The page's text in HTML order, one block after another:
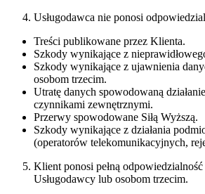
Usługodawca nie ponosi
Treści publikowane przez Klienta.
Szkody wynikające z
Szkody wynikające z ujawnienia
osobom trzecim.
Utratę danych spowodowaną
czynnikami zewnętrznymi.
Przerwy spowodowane Siłą Wyższą.
Szkody wynikające z działania
(operatorów telekomunikacyjnych,
Klient ponosi pełną
Usługodawcy lub osobom trzecim.